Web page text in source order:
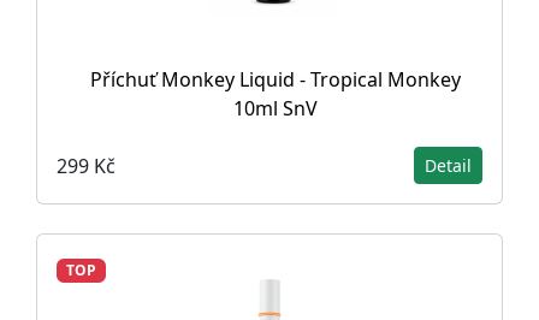
Příchuť Monkey Liquid - Tropical Monkey
10ml SnV
299 Kč Detail
TOP